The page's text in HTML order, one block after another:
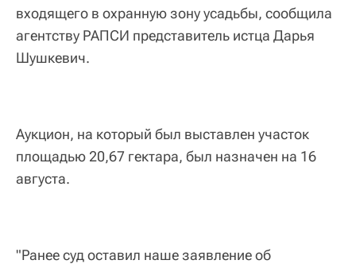
входящего в охранную зону усадьбы, сообщила
агентству РАПСИ представитель истца Дарья
Шушкевич.
Аукцион, на который был выставлен участок
площадью 20,67 гектара, был назначен на 16
августа.
"Ранее суд оставил наше заявление об